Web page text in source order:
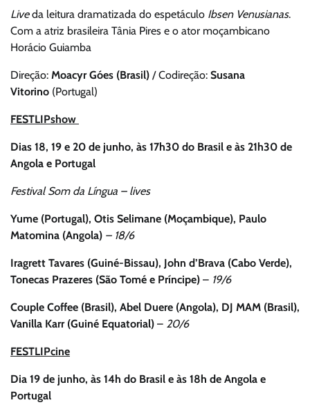
Liveda leitura dramatizada do espetáculo Ibsen Venusianas.
Com a atriz brasileira Tânia Pires e o ator moçambicano
Horácio Guiamba
Direção: Moacyr Góes (Brasil) / Codireção: Susana
Vitorino (Portugal)
FESTLIPshow
Dias 18, 19 e 20 de junho, às 17h30 do Brasil e às 21h30 de
Angola e Portugal
Festival Som da Língua – lives
Yume (Portugal), Otis Selimane (Moçambique), Paulo
Matomina (Angola) – 18/6
Iragrett Tavares (Guiné-Bissau), John d’Brava (Cabo Verde),
Tonecas Prazeres (São Tomé e Príncipe) – 19/6
Couple Coffee (Brasil), Abel Duere (Angola), DJ MAM (Brasil),
Vanilla Karr (Guiné Equatorial) – 20/6
FESTLIPcine
Dia 19 de junho, às 14h do Brasil e às 18h de Angola e
Portugal